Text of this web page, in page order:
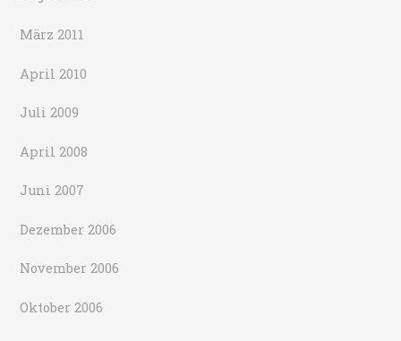
März 2011
April 2010
Juli 2009
April 2008
Juni 2007
Dezember 2006
November 2006
Oktober 2006